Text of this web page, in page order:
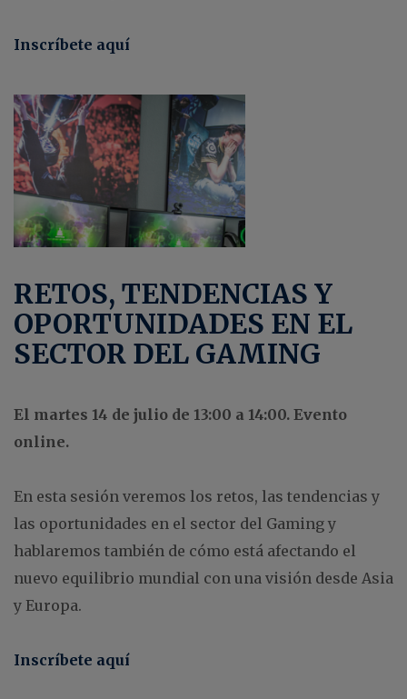
Inscríbete aquí
RETOS, TENDENCIAS Y
OPORTUNIDADES EN EL
SECTOR DEL GAMING
El martes 14 de julio de 13:00 a 14:00. Evento
online.
En esta sesión veremos los retos, las tendencias y
las oportunidades en el sector del Gaming y
hablaremos también de cómo está afectando el
nuevo equilibrio mundial con una visión desde Asia
y Europa.
Inscríbete aquí